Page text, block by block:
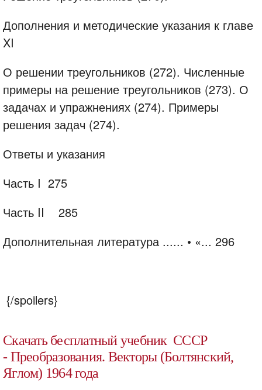
Дополнения и методические указания к главе
XI
О решении треугольников (272). Численные
примеры на решение треугольников (273). О
задачах и упражнениях (274). Примеры
решения задач (274).
Ответы и указания
Часть I 275
Часть II
285
Дополнительная литература ...... • «... 296
{/spoilers}
Скачать бесплатный учебник СССР
- Преобразования. Векторы (Болтянский,
Яглом) 1964 года